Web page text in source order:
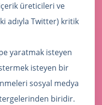
üreticileri ve
adıyla Twitter) kritik
yaratmak isteyen
isteyen bir
sosyal medya
biridir.